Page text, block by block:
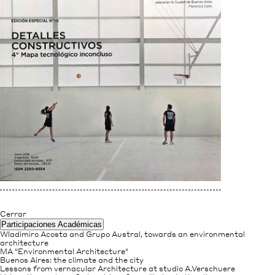
Cerrar
Participaciones Académicas
Wladimiro Acosta and Grupo Austral, towards an environmental
architecture
MA "Environmental Architecture"
Buenos Aires: the climate and the city
Lessons from vernacular Architecture at studio A.Verschuere